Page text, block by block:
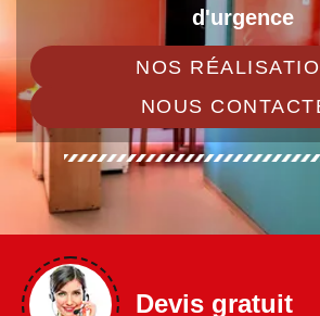
d'urgence
NOS
NOUS
Devis gratuit